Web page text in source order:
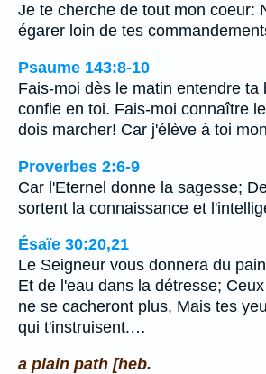
Je te cherche de tout mon coeur:
égarer loin de tes
Psaume 143:8-10
Fais-moi dès le matin entendre ta
confie en toi. Fais-moi connaître
dois marcher! Car j'élève à toi
Proverbes 2:6-9
Car l'Eternel donne la sagesse;
sortent la connaissance et
Ésaïe 30:20,21
Le Seigneur vous donnera du
Et de l'eau dans la détresse;
ne se cacheront plus, Mais tes
qui t'instruisent.…
a plain path [heb.